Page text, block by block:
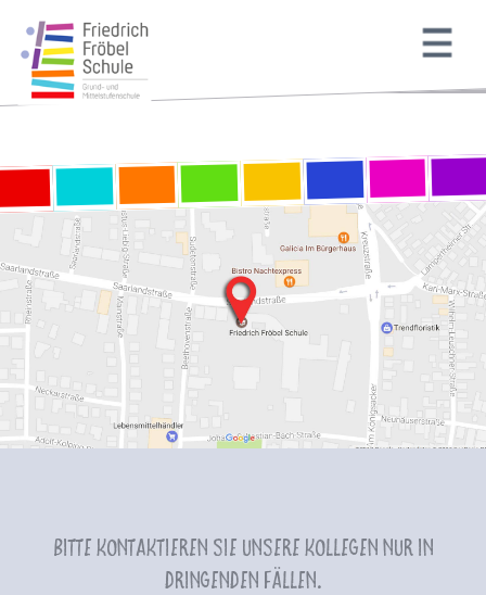
Bitte kontaktieren Sie unsere Kollegen nur in
dringenden Fällen.